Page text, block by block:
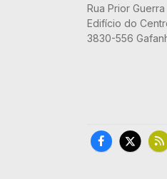
Rua Prior Guerra
Edifício do
3830-556